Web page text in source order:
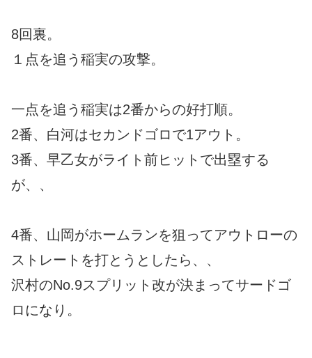
8回裏。
１点を追う稲実の攻撃。
一点を追う稲実は2番からの好打順。
2番、白河はセカンドゴロで1アウト。
3番、早乙女がライト前ヒットで出塁する
が、、
4番、山岡がホームランを狙ってアウトローの
ストレートを打とうとしたら、、
沢村のNo.9スプリット改が決まってサードゴ
ロになり。